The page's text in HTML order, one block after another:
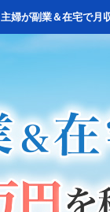
主婦が副業＆在宅で月